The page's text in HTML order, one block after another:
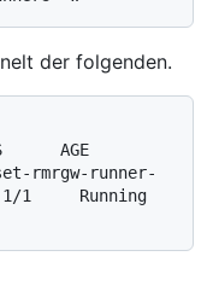
der folgenden.
AGE
rmrgw-runner-
Running